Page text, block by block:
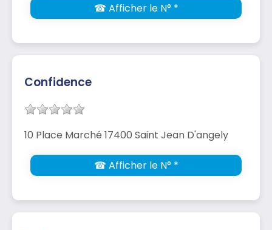
☎ Afficher le N° *
Confidence
10 Place Marché 17400 Saint Jean D'angely
☎ Afficher le N° *